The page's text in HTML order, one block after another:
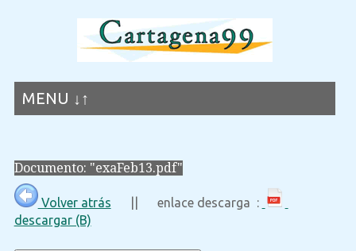
MENU ↓↑
Documento: "exaFeb13.pdf"
Volver atrás || enlace descarga :
descargar (B)